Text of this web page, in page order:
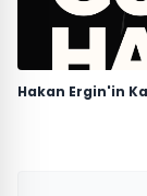
Hakan Ergin'in